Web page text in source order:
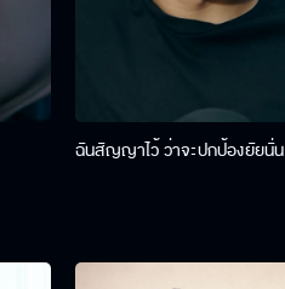
ฉันสัญญาไว้ ว่าจะปกป้องยัยนั่น